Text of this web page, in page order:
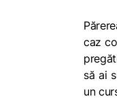
caz
să ai
un